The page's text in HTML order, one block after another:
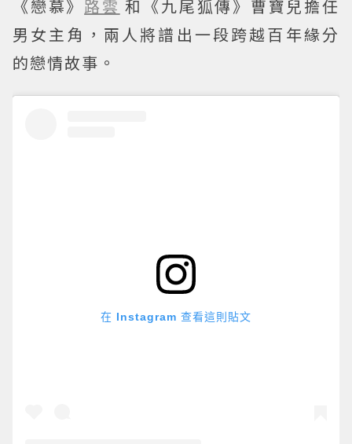
《戀慕》 路雲 和《九尾狐傳》曹寶兒擔任
男女主角，兩人將譜出一段跨越百年緣分
的戀情故事。
在 Instagram 查看這則貼文